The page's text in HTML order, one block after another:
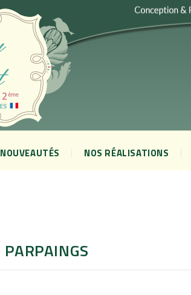
NOUVEAUTÉS NOS RÉALISATIONS
PARPAINGS